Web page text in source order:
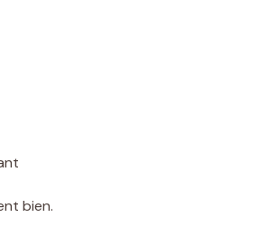
bien.